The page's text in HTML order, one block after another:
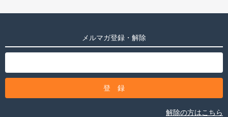
メルマガ登録・解除
解除の方はこちら